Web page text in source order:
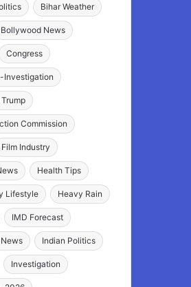
Bihar Weather
Bollywood News
Congress
Investigation
Commission
Film Industry
Health Tips
Lifestyle Heavy Rain
IMD Forecast
Indian Politics
Investigation